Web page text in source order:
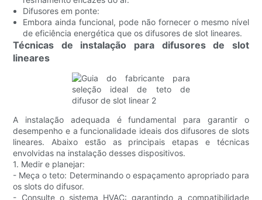
Difusores em ponte:
Embora ainda funcional, pode não fornecer o mesmo nível
de eficiência energética que os difusores de slot lineares.
Técnicas de instalação para difusores de slot
lineares
A instalação adequada é fundamental para garantir o
desempenho e a funcionalidade ideais dos difusores de slots
lineares. Abaixo estão as principais etapas e técnicas
envolvidas na instalação desses dispositivos.
1. Medir e planejar:
- Meça o teto: Determinando o espaçamento apropriado para
os slots do difusor.
- Consulte o sistema HVAC: garantindo a compatibilidade